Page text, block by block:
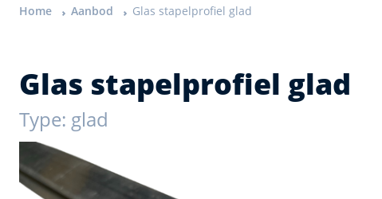
Home Aanbod Glas stapelprofiel glad
Glas stapelprofiel glad
Type: glad